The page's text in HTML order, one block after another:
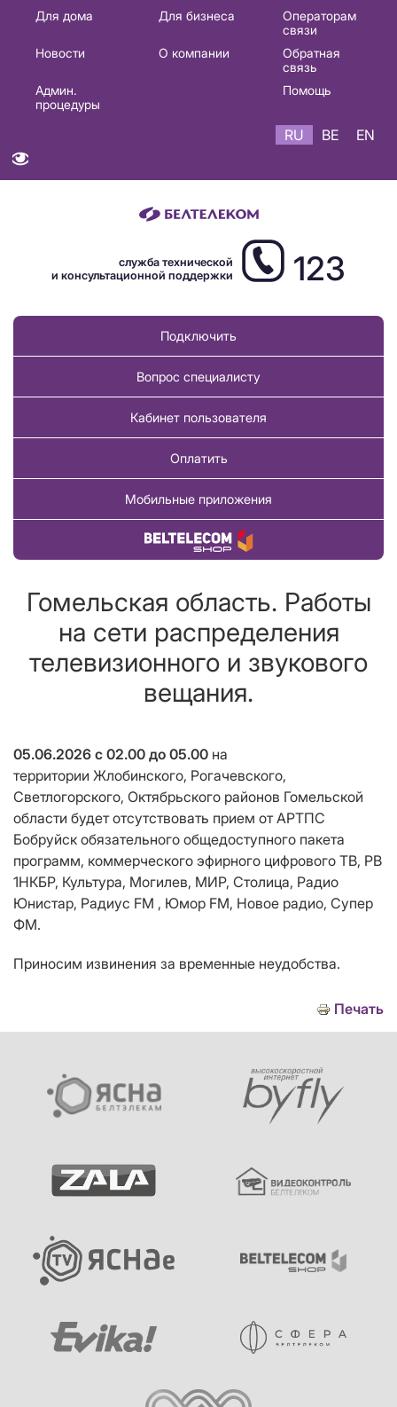
Основная
навигация
Для дома Для бизнеса
Операторам
связи
Новости
О компании
Обратная
связь
Админ.
процедуры
Помощь
RU BE EN
служба технической
и консультационной поддержки
123
Подключить
Вопрос специалисту
Кабинет пользователя
Оплатить
Мобильные приложения
Купить товар
Гомельская область. Работы
на сети распределения
телевизионного и звукового
вещания.
05.06.2026 с 02.00 до 05.00 на
территории Жлобинского, Рогачевского,
Светлогорского, Октябрьского районов Гомельской
области будет отсутствовать прием от АРТПС
Бобруйск обязательного общедоступного пакета
программ, коммерческого эфирного цифрового ТВ, РВ
1НКБР, Культура, Могилев, МИР, Столица, Радио
Юнистар, Радиус FM , Юмор FM, Новое радио, Супер
ФМ.
Приносим извинения за временные неудобства.
Печать